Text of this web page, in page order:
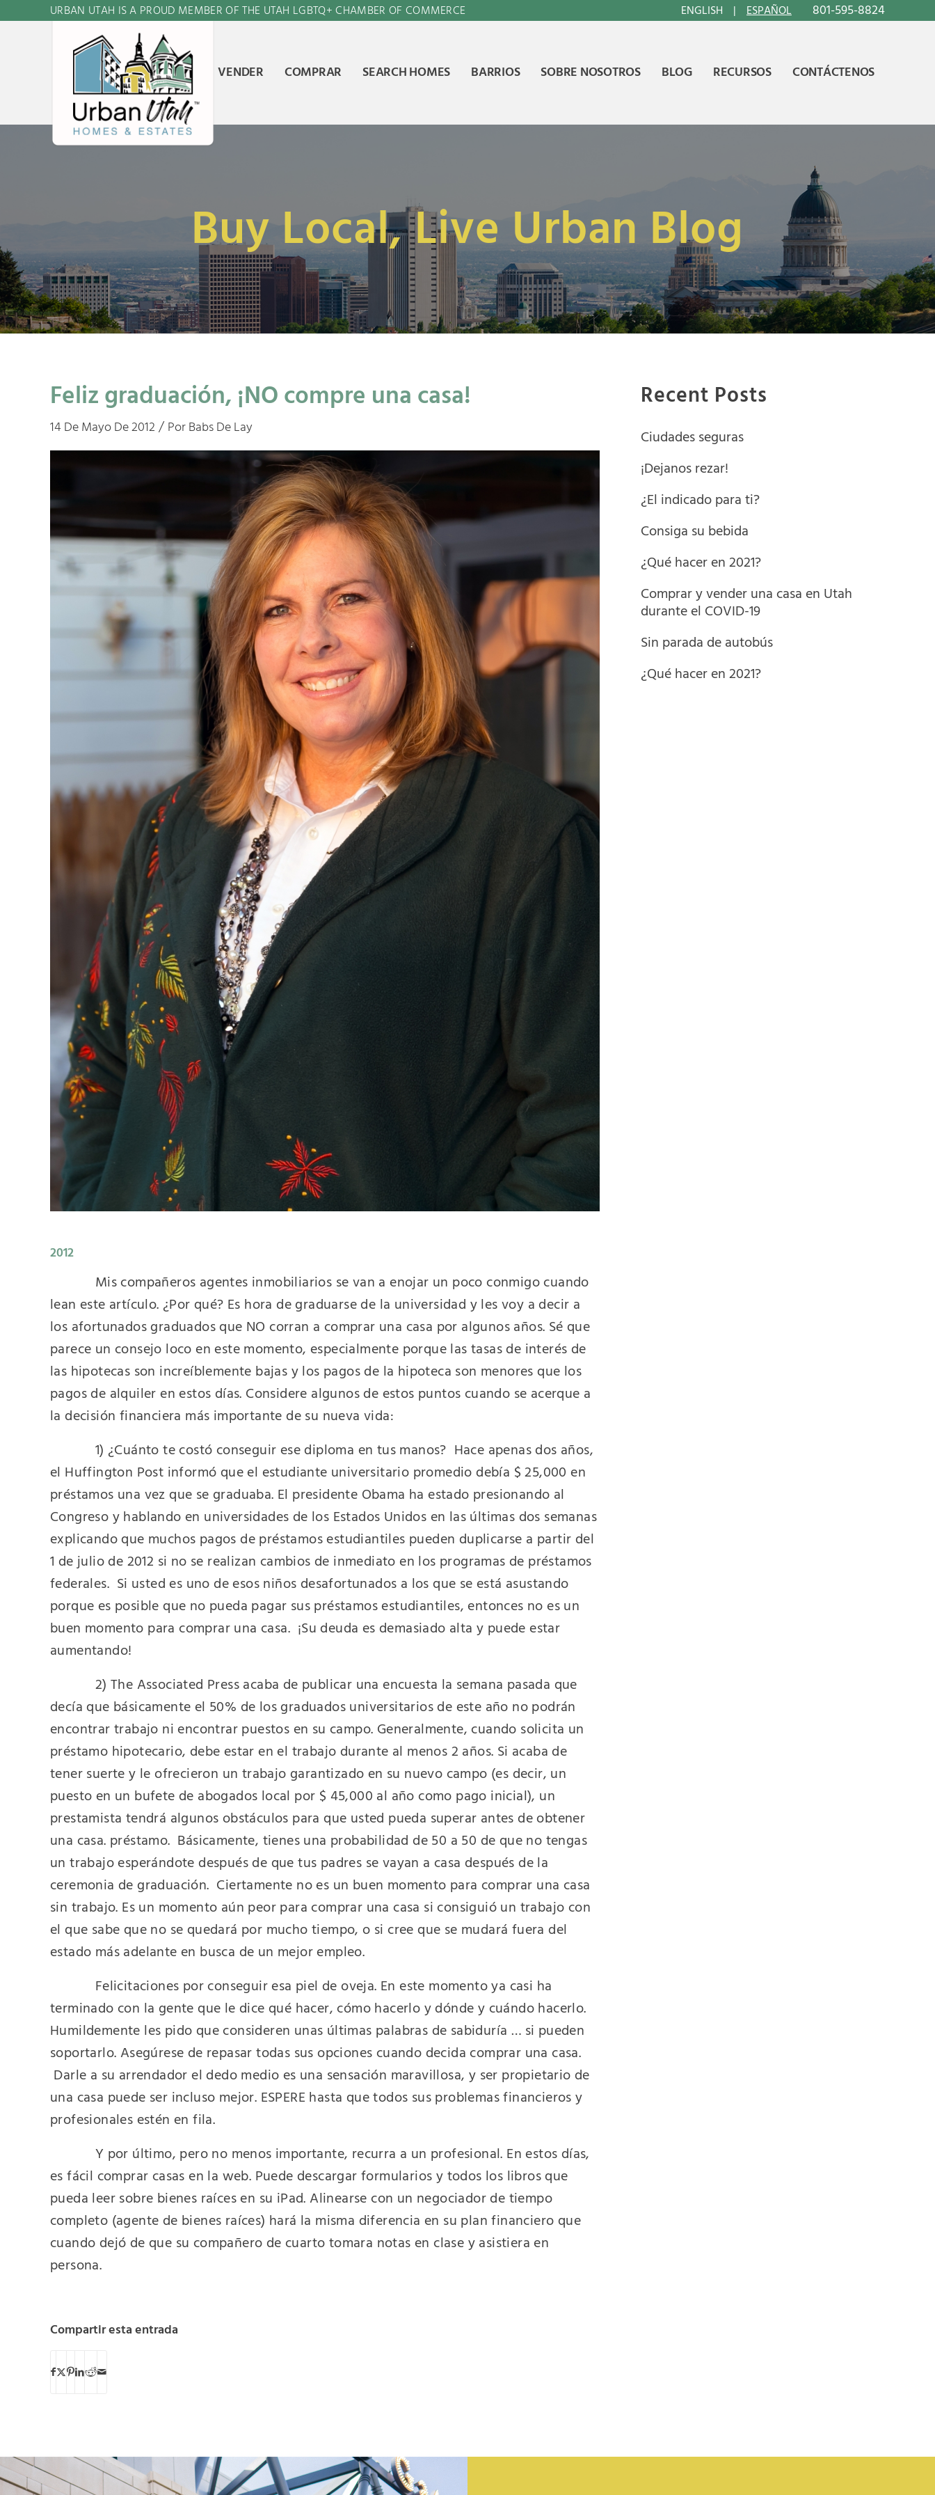
URBAN UTAH IS A PROUD MEMBER OF THE UTAH LGBTQ+ CHAMBER OF COMMERCE ENGLISH ESPAÑOL 801-595-8824
VENDER COMPRAR SEARCH HOMES BARRIOS SOBRE NOSOTROS BLOG RECURSOS CONTÁCTENOS
Buy Local, Live Urban Blog
Feliz graduación, ¡NO compre una casa!
14 De Mayo De 2012 / PorBabs De Lay
2012
Mis compañeros agentes inmobiliarios se van a enojar un poco conmigo cuando
lean este artículo. ¿Por qué? Es hora de graduarse de la universidad y les voy a decir a
los afortunados graduados que NO corran a comprar una casa por algunos años. Sé que
parece un consejo loco en este momento, especialmente porque las tasas de interés de
las hipotecas son increíblemente bajas y los pagos de la hipoteca son menores que los
pagos de alquiler en estos días. Considere algunos de estos puntos cuando se acerque a
la decisión financiera más importante de su nueva vida:
1) ¿Cuánto te costó conseguir ese diploma en tus manos? Hace apenas dos años,
el Huffington Post informó que el estudiante universitario promedio debía $ 25,000 en
préstamos una vez que se graduaba. El presidente Obama ha estado presionando al
Congreso y hablando en universidades de los Estados Unidos en las últimas dos semanas
explicando que muchos pagos de préstamos estudiantiles pueden duplicarse a partir del
1 de julio de 2012 si no se realizan cambios de inmediato en los programas de préstamos
federales. Si usted es uno de esos niños desafortunados a los que se está asustando
porque es posible que no pueda pagar sus préstamos estudiantiles, entonces no es un
buen momento para comprar una casa. ¡Su deuda es demasiado alta y puede estar
aumentando!
2) The Associated Press acaba de publicar una encuesta la semana pasada que
decía que básicamente el 50% de los graduados universitarios de este año no podrán
encontrar trabajo ni encontrar puestos en su campo. Generalmente, cuando solicita un
préstamo hipotecario, debe estar en el trabajo durante al menos 2 años. Si acaba de
tener suerte y le ofrecieron un trabajo garantizado en su nuevo campo (es decir, un
puesto en un bufete de abogados local por $ 45,000 al año como pago inicial), un
prestamista tendrá algunos obstáculos para que usted pueda superar antes de obtener
una casa. préstamo. Básicamente, tienes una probabilidad de 50 a 50 de que no tengas
un trabajo esperándote después de que tus padres se vayan a casa después de la
ceremonia de graduación. Ciertamente no es un buen momento para comprar una casa
sin trabajo. Es un momento aún peor para comprar una casa si consiguió un trabajo con
el que sabe que no se quedará por mucho tiempo, o si cree que se mudará fuera del
estado más adelante en busca de un mejor empleo.
Felicitaciones por conseguir esa piel de oveja. En este momento ya casi ha
terminado con la gente que le dice qué hacer, cómo hacerlo y dónde y cuándo hacerlo.
Humildemente les pido que consideren unas últimas palabras de sabiduría … si pueden
soportarlo. Asegúrese de repasar todas sus opciones cuando decida comprar una casa.
Darle a su arrendador el dedo medio es una sensación maravillosa, y ser propietario de
una casa puede ser incluso mejor. ESPERE hasta que todos sus problemas financieros y
profesionales estén en fila.
Y por último, pero no menos importante, recurra a un profesional. En estos días,
es fácil comprar casas en la web. Puede descargar formularios y todos los libros que
pueda leer sobre bienes raíces en su iPad. Alinearse con un negociador de tiempo
completo (agente de bienes raíces) hará la misma diferencia en su plan financiero que
cuando dejó de que su compañero de cuarto tomara notas en clase y asistiera en
persona.
Compartir esta entrada
Recent Posts
Ciudades seguras
¡Dejanos rezar!
¿El indicado para ti?
Consiga su bebida
¿Qué hacer en 2021?
Comprar y vender una casa en Utah
durante el COVID-19
Sin parada de autobús
¿Qué hacer en 2021?